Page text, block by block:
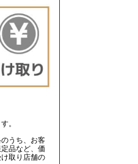
。
うち、お客
品など、価
取り店舗の